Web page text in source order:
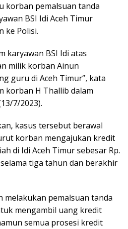
korban pemalsuan tanda
BSI Idi Aceh Timur
ke Polisi.
karyawan BSI Idi atas
milik korban Ainun
guru di Aceh Timur”, kata
korban H Thallib dalam
7/2023).
kasus tersebut berawal
korban mengajukan kredit
di Idi Aceh Timur sebesar Rp.
tiga tahun dan berakhir
melakukan pemalsuan tanda
mengambil uang kredit
semua prosesi kredit